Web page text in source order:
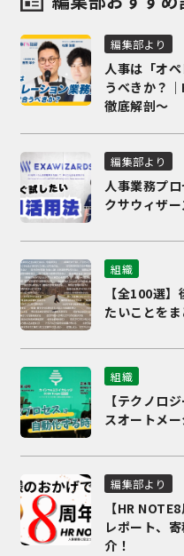
編集部より
人事は「オ
うべきか？
徹底解剖～
編集部より
人事業務プ
クサウィザ
組織
【全100選
たいことを
組織
【テクノロ
スオートメ
編集部より
【HR
レポート、
介！